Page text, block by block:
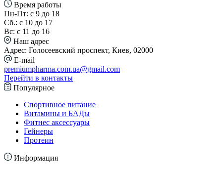
Время работы
Пн-Пт: с 9 до 18
Сб.: с 10 до 17
Вс: с 11 до 16
Наш адрес
Адрес: Голосеевский проспект, Киев, 02000
E-mail
premiumpharma.com.ua@gmail.com
Перейти в контакты
Популярное
Спортивное питание
Витамины и БАДы
Фитнес аксессуары
Гейнеры
Протеин
Информация